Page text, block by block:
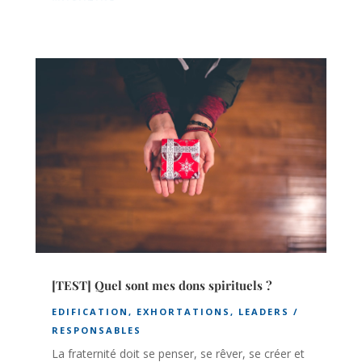
[TEST] Quel sont mes dons spirituels ?
EDIFICATION , EXHORTATIONS , LEADERS /
RESPONSABLES
La fraternité doit se penser, se rêver, se créer et